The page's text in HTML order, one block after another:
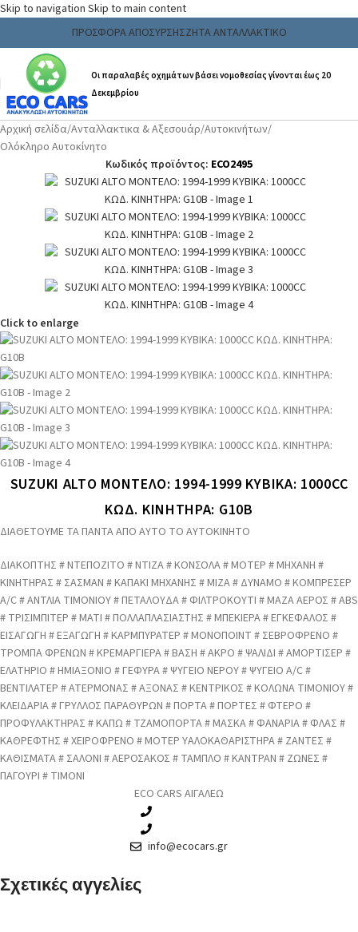
Skip to navigation Skip to main content
ΠΡΟΣΦΟΡΑ ΑΠΟΣΥΡΣΗΣΖΗΤΑ ΑΝΤΑΛΛΑΚΤΙΚΟ
Οι παραλαβές οχημάτων βάσει νομοθεσίας γίνονται έως 20
Δεκεμβρίου
Αρχική σελίδα/Ανταλλακτικα & Αξεσουάρ/Αυτοκινήτων/
Ολόκληρο Αυτοκίνητο
Κωδικός προϊόντος: ECO2495
Click to enlarge
SUZUKI ALTO ΜΟΝΤΕΛΟ: 1994-1999 ΚΥΒΙΚΑ: 1000CC
ΚΩΔ. ΚΙΝΗΤΗΡΑ: G10B
ΔΙΑΘΕΤΟΥΜΕ ΤΑ ΠΑΝΤΑ ΑΠΟ ΑΥΤΟ ΤΟ ΑΥΤΟΚΙΝΗΤΟ
ΔΙΑΚΟΠΤΗΣ # ΝΤΕΠΟΖΙΤΟ # ΝΤΙΖΑ # ΚΟΝΣΟΛΑ # ΜΟΤΕΡ # ΜΗΧΑΝΗ #
ΚΙΝΗΤΗΡΑΣ # ΣΑΣΜΑΝ # ΚΑΠΑΚΙ ΜΗΧΑΝΗΣ # ΜΙΖΑ # ΔΥΝΑΜΟ # ΚΟΜΠΡΕΣΕΡ
A/C # ΑΝΤΛΙΑ ΤΙΜΟΝΙΟΥ # ΠΕΤΑΛΟΥΔΑ # ΦΙΛΤΡΟΚΟΥΤΙ # ΜΑΖΑ ΑΕΡΟΣ # ABS
# ΤΡΙΣΙΜΠΙΤΕΡ # ΜΑΤΙ # ΠΟΛΛΑΠΛΑΣΙΑΣΤΗΣ # ΜΠΕΚΙΕΡΑ # ΕΓΚΕΦΑΛΟΣ #
ΕΙΣΑΓΩΓΗ # ΕΞΑΓΩΓΗ # ΚΑΡΜΠΥΡΑΤΕΡ # ΜΟΝΟΠΟΙΝΤ # ΣΕΒΡΟΦΡΕΝΟ #
ΤΡΟΜΠΑ ΦΡΕΝΩΝ # ΚΡΕΜΑΡΓΙΕΡΑ # ΒΑΣΗ # ΑΚΡΟ # ΨΑΛΙΔΙ # ΑΜΟΡΤΙΣΕΡ #
ΕΛΑΤΗΡΙΟ # ΗΜΙΑΞΟΝΙΟ # ΓΕΦΥΡΑ # ΨΥΓΕΙΟ ΝΕΡΟΥ # ΨΥΓΕΙΟ A/C #
ΒΕΝΤΙΛΑΤΕΡ # ΑΤΕΡΜΟΝΑΣ # ΑΞΟΝΑΣ # ΚΕΝΤΡΙΚΟΣ # ΚΟΛΩΝΑ ΤΙΜΟΝΙΟΥ #
ΚΛΕΙΔΑΡΙΑ # ΓΡΥΛΛΟΣ ΠΑΡΑΘΥΡΩΝ # ΠΟΡΤΑ # ΠΟΡΤΕΣ # ΦΤΕΡΟ #
ΠΡΟΦΥΛΑΚΤΗΡΑΣ # ΚΑΠΩ # ΤΖΑΜΟΠΟΡΤΑ # ΜΑΣΚΑ # ΦΑΝΑΡΙΑ # ΦΛΑΣ #
ΚΑΘΡΕΦΤΗΣ # ΧΕΙΡΟΦΡΕΝΟ # ΜΟΤΕΡ ΥΑΛΟΚΑΘΑΡΙΣΤΗΡΑ # ΖΑΝΤΕΣ #
ΚΑΘΙΣΜΑΤΑ # ΣΑΛΟΝΙ # ΑΕΡΟΣΑΚΟΣ # ΤΑΜΠΛΟ # ΚΑΝΤΡΑΝ # ΖΩΝΕΣ #
ΠΑΓΟΥΡΙ # ΤΙΜΟΝΙ
ECO CARS ΑΙΓΑΛΕΩ
info@ecocars.gr
Σχετικές αγγελίες